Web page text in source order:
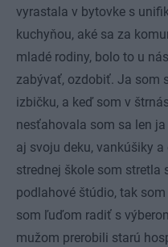
vyrastala v bytovke s
kuchyňou, aké sa za
mladé rodiny, bolo to u
zabývať, ozdobiť. Ja som
izbičku, a keď som v
nesťahovala som sa len
aj svoju deku, vankúšiky
strednej škole som stretla
podlahové štúdio, tak
som ľuďom radiť s
mužom prerobili starú